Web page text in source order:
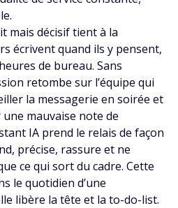
mais décisif tient à la
écrivent quand ils y pensent,
de bureau. Sans
retombe sur l’équipe qui
la messagerie en soirée et
mauvaise note de
IA prend le relais de façon
précise, rassure et ne
ce qui sort du cadre. Cette
le quotidien d’une
libère la tête et la to-do-list.